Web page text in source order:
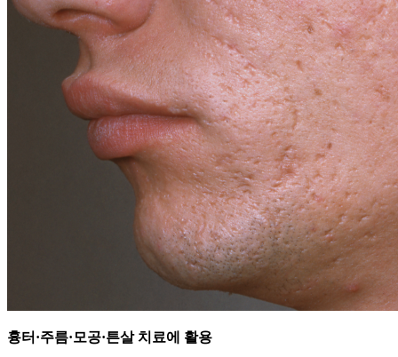
흉터·주름·모공·튼살 치료에 활용